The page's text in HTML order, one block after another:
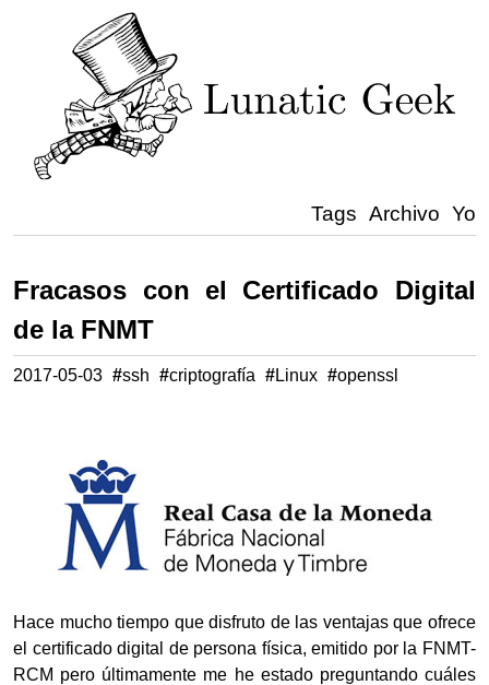
Tags Archivo Yo
Fracasos con el Certificado Digital
de la FNMT
2017-05-03 #ssh #criptografía #Linux #openssl
Hace mucho tiempo que disfruto de las ventajas que ofrece
el certificado digital de persona física, emitido por la FNMT-
RCM pero últimamente me he estado preguntando cuáles